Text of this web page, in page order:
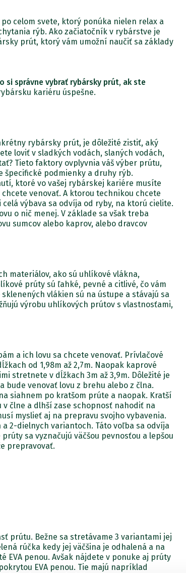
celom svete, ktorý ponúka nielen relax a
rýb. Ako začiatočník v rybárstve je
prút, ktorý vám umožní naučiť sa základy
si správne vybrať rybársky prút, ak ste
kariéru úspešne.
rybársky prút, je dôležité zistiť, aký
loviť v sladkých vodách, slaných vodách,
Tieto faktory ovplyvnia váš výber prútu,
špecifické podmienky a druhy rýb.
ktoré vo vašej rybárskej kariére musíte
venovať. A ktorou technikou chcete
výbava sa odvíja od ryby, na ktorú cielite.
o nič menej. V základe sa však treba
sumcov alebo kaprov, alebo dravcov
materiálov, ako sú uhlíkové vlákna,
prúty sú ľahké, pevné a citlivé, čo vám
vlákien sú na ústupe a stávajú sa
výrobu uhlíkových prútov s vlastnosťami,
a ich lovu sa chcete venovať. Prívlačové
od 1,98m až 2,7m. Naopak kaprové
stretnete v dĺžkach 3m až 3,9m. Dôležité je
venovať lovu z brehu alebo z člna.
siahnem po kratšom prúte a naopak. Kratší
člne a dlhší zase schopnosť nahodiť na
myslieť aj na prepravu svojho vybavenia.
2-dielnych variantoch. Táto voľba sa odvíja
sa vyznačujú väčšou pevnosťou a lepšou
prepravovať.
prútu. Bežne sa stretávame 3 variantami jej
rúčka kedy jej väčšina je odhalená a na
EVA penou. Avšak nájdete v ponuke aj prúty
EVA penou. Tie majú napríklad